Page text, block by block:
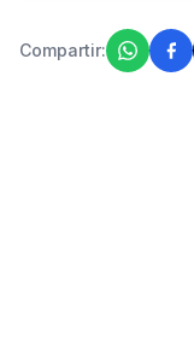
Compartir: